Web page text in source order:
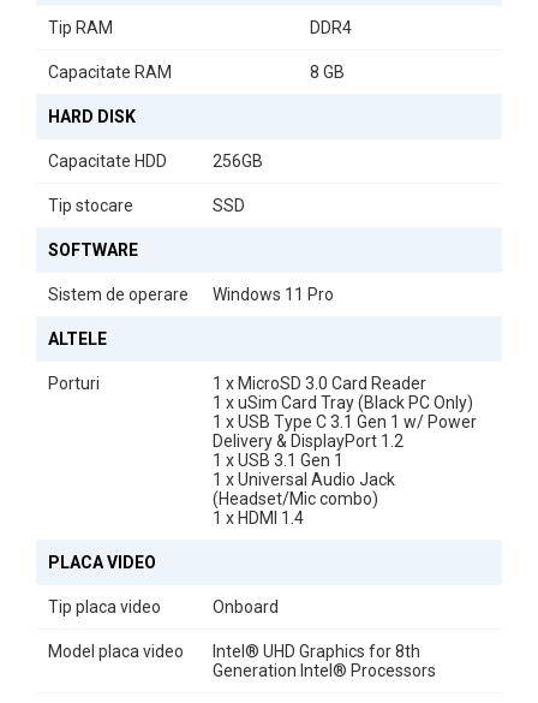
caracteristici și actualizări de securitate, asigurându-vă o
Specificații Tehnice
Tip RAM: DDR4
Capacitate RAM: 8 GB
performanță optimă, fie că sunteți acasă, la birou sau în
echilibru perfect între tehnologie avansată și design compact,
ideal pentru stilul de viață modern.
Tip RAM DDR4
Capacitate RAM 8 GB
HARD DISK
Capacitate HDD 256GB
Tip stocare SSD
SOFTWARE
Sistem de operare Windows 11 Pro
ALTELE
Porturi
1 x MicroSD 3.0 Card Reader
1 x uSim Card Tray (Black PC Only)
1 x USB Type C 3.1 Gen 1 w/ Power
Delivery & DisplayPort 1.2
1 x USB 3.1 Gen 1
1 x Universal Audio Jack
(Headset/Mic combo)
1 x HDMI 1.4
PLACA VIDEO
Tip placa video Onboard
Model placa video
Intel® UHD Graphics for 8th
Generation Intel® Processors